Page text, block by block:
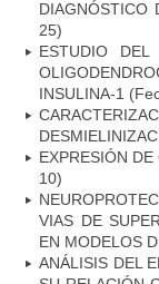
DIAGNÓSTICO
25)
ESTUDIO
INSULINA-1
EXPRESIÓN
10)
VIAS DE
EN MODELOS
ANÁLISIS DEL